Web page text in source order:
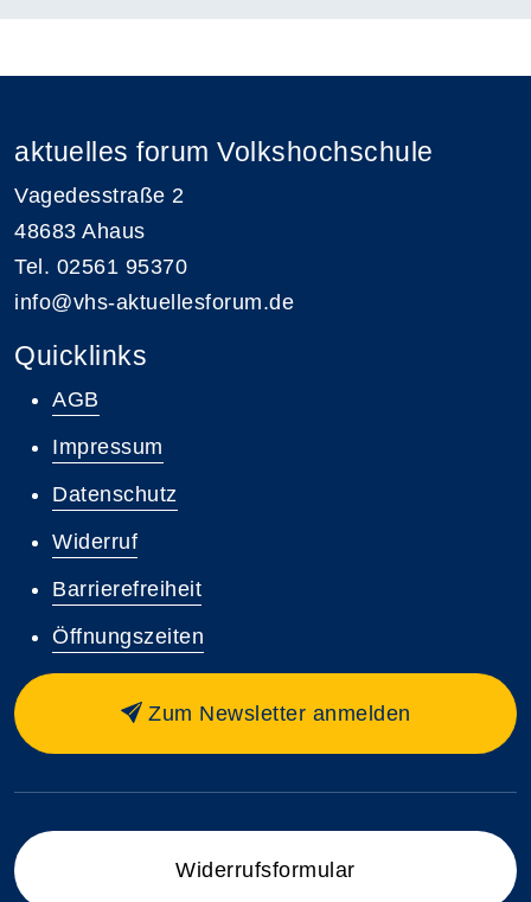
aktuelles forum Volkshochschule
Vagedesstraße 2
48683 Ahaus
Tel. 02561 95370
info@vhs-aktuellesforum.de
Quicklinks
AGB
Impressum
Datenschutz
Widerruf
Barrierefreiheit
Öffnungszeiten
Zum Newsletter anmelden
Widerrufsformular